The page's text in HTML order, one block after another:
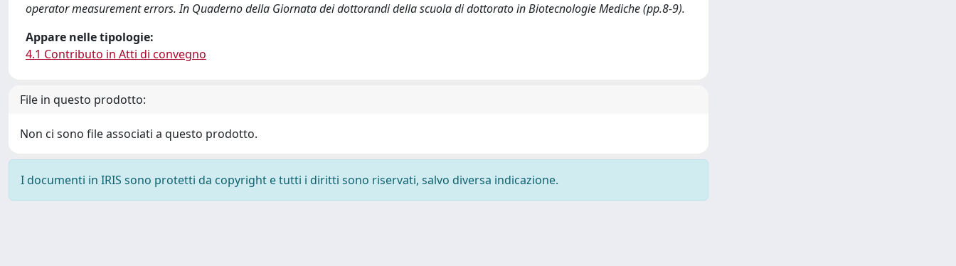
operator measurement errors. In Quaderno della Giornata dei dottorandi della scuola di dottorato in Biotecnologie Mediche (pp.8-9).
Appare nelle tipologie:
4.1 Contributo in Atti di convegno
File in questo prodotto:
Non ci sono file associati a questo prodotto.
I documenti in IRIS sono protetti da copyright e tutti i diritti sono riservati, salvo diversa indicazione.